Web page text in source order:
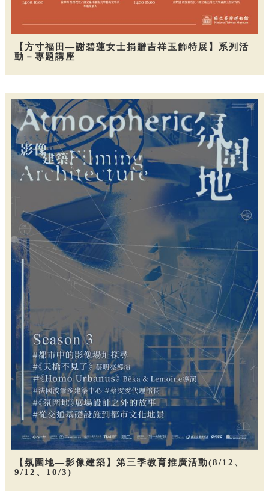
【方寸福田—謝碧蓮女士捐贈吉祥玉飾特展】系列活
動－專題講座
【氛圍地—影像建築】第三季教育推廣活動(8/12、
9/12、10/3)